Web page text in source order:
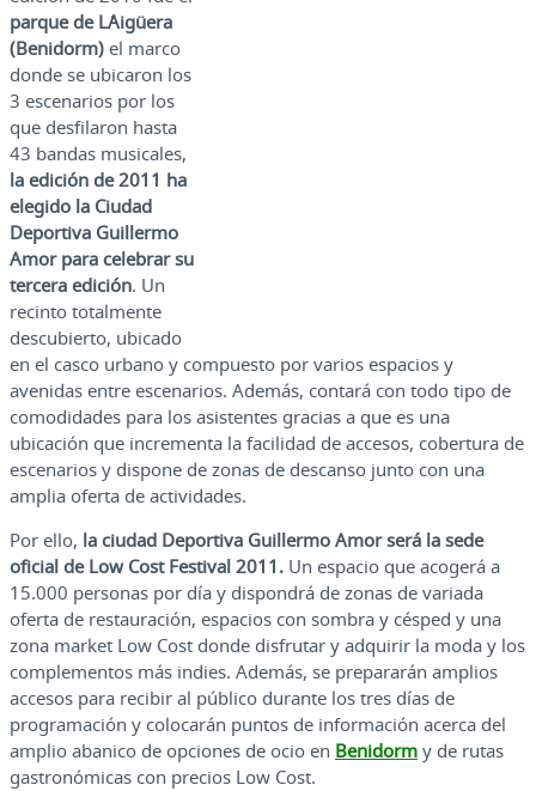
parque de L´Aigüera
(Benidorm) el marco
donde se ubicaron los
3 escenarios por los
que desfilaron hasta
43 bandas musicales,
la edición de 2011 ha
elegido la Ciudad
Deportiva Guillermo
Amor para celebrar su
tercera edición. Un
recinto totalmente
descubierto, ubicado
en el casco urbano y compuesto por varios espacios y
avenidas entre escenarios. Además, contará con todo tipo de
comodidades para los asistentes gracias a que es una
ubicación que incrementa la facilidad de accesos, cobertura de
escenarios y dispone de zonas de descanso junto con una
amplia oferta de actividades.
Por ello, la ciudad Deportiva Guillermo Amor será la sede
oficial de Low Cost Festival 2011. Un espacio que acogerá a
15.000 personas por día y dispondrá de zonas de variada
oferta de restauración, espacios con sombra y césped y una
zona market Low Cost donde disfrutar y adquirir la moda y los
complementos más indies. Además, se prepararán amplios
accesos para recibir al público durante los tres días de
programación y colocarán puntos de información acerca del
amplio abanico de opciones de ocio en Benidorm y de rutas
gastronómicas con precios Low Cost.